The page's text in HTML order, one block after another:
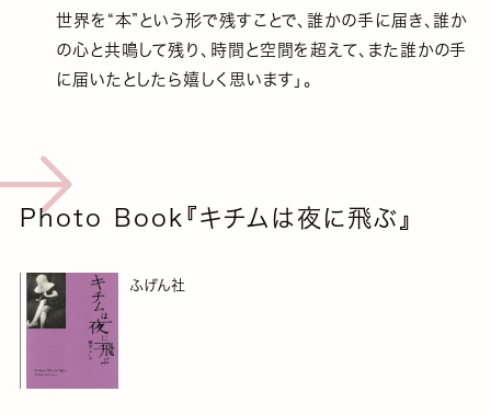
世界を“本”という形で残すことで、誰かの手に届き、誰か
の心と共鳴して残り、時間と空間を超えて、また誰かの手
に届いたとしたら嬉しく思います」。
Photo Book『キチムは夜に飛ぶ』
ふげん社